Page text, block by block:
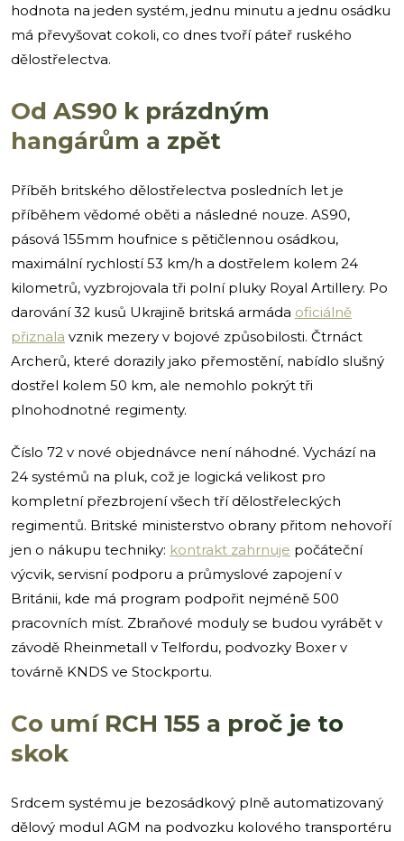
hodnota na jeden systém, jednu minutu a jednu osádku
má převyšovat cokoli, co dnes tvoří páteř ruského
dělostřelectva.
Od AS90 k prázdným
hangárům a zpět
Příběh britského dělostřelectva posledních let je
příběhem vědomé oběti a následné nouze. AS90,
pásová 155mm houfnice s pětičlennou osádkou,
maximální rychlostí 53 km/h a dostřelem kolem 24
kilometrů, vyzbrojovala tři polní pluky Royal Artillery. Po
darování 32 kusů Ukrajině britská armáda oficiálně
přiznala vznik mezery v bojové způsobilosti. Čtrnáct
Archerů, které dorazily jako přemostění, nabídlo slušný
dostřel kolem 50 km, ale nemohlo pokrýt tři
plnohodnotné regimenty.
Číslo 72 v nové objednávce není náhodné. Vychází na
24 systémů na pluk, což je logická velikost pro
kompletní přezbrojení všech tří dělostřeleckých
regimentů. Britské ministerstvo obrany přitom nehovoří
jen o nákupu techniky: kontrakt zahrnuje počáteční
výcvik, servisní podporu a průmyslové zapojení v
Británii, kde má program podpořit nejméně 500
pracovních míst. Zbraňové moduly se budou vyrábět v
závodě Rheinmetall v Telfordu, podvozky Boxer v
továrně KNDS ve Stockportu.
Co umí RCH 155 a proč je to
skok
Srdcem systému je bezosádkový plně automatizovaný
dělový modul AGM na podvozku kolového transportéru